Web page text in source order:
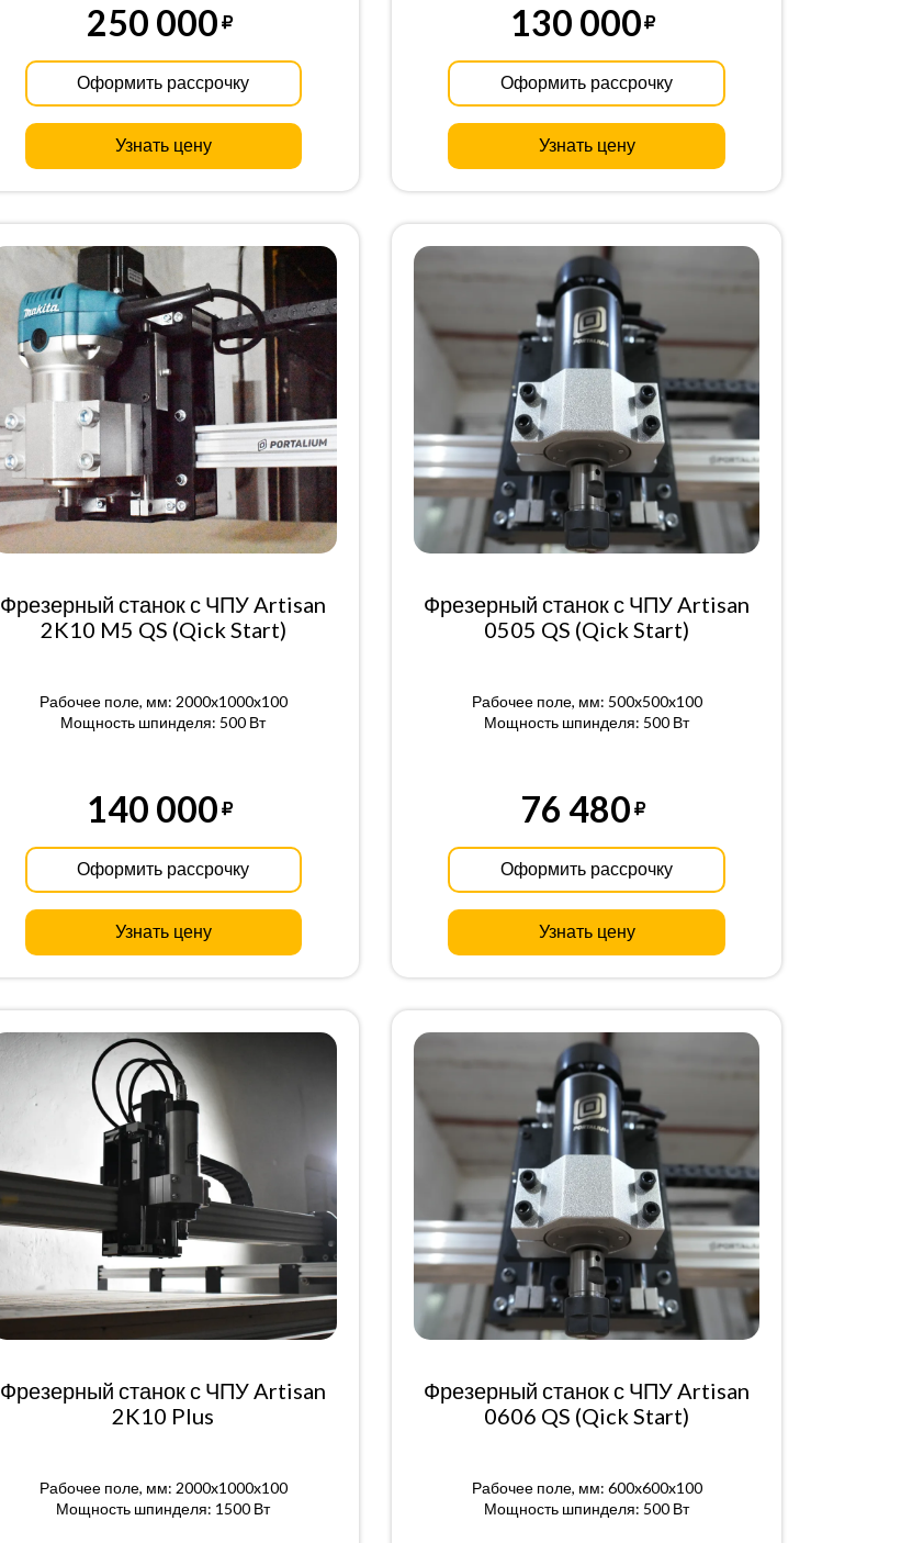
250 000
Оформить рассрочку
Узнать цену
130 000
Оформить рассрочку
Узнать цену
Фрезерный станок с ЧПУ Artisan
2K10 M5 QS (Qick Start)
Рабочее поле, мм: 2000x1000x100
Мощность шпинделя: 500 Вт
140 000
Оформить рассрочку
Узнать цену
Фрезерный станок с ЧПУ Artisan
0505 QS (Qick Start)
Рабочее поле, мм: 500x500x100
Мощность шпинделя: 500 Вт
76 480
Оформить рассрочку
Узнать цену
Фрезерный станок с ЧПУ Artisan
2K10 Plus
Рабочее поле, мм: 2000x1000x100
Мощность шпинделя: 1500 Вт
Фрезерный станок с ЧПУ Artisan
0606 QS (Qick Start)
Рабочее поле, мм: 600x600x100
Мощность шпинделя: 500 Вт